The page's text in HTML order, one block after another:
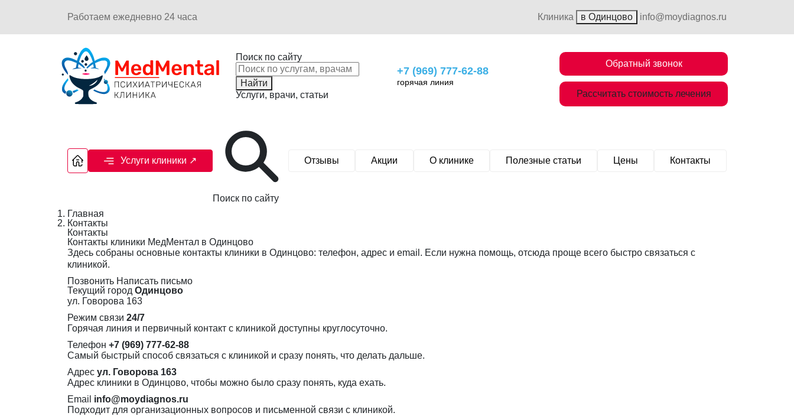
Работаем ежедневно 24 часа Клиника в Одинцово info@moydiagnos.ru
Поиск по сайту
Найти
Услуги, врачи, статьи
+7 (969) 777-62-88
горячая линия
Обратный звонок
Рассчитать стоимость лечения
Услуги клиники ↗
Поиск по сайту
Отзывы Акции О клинике Полезные статьи Цены Контакты
Главная
Контакты
Контакты
Контакты клиники МедМентал в Одинцово
Здесь собраны основные контакты клиники в Одинцово: телефон, адрес и email. Если нужна помощь, отсюда проще всего быстро связаться с
клиникой.
Позвонить Написать письмо
Текущий город Одинцово
ул. Говорова 163
Режим связи 24/7
Горячая линия и первичный контакт с клиникой доступны круглосуточно.
Телефон +7 (969) 777-62-88
Самый быстрый способ связаться с клиникой и сразу понять, что делать дальше.
Адрес ул. Говорова 163
Адрес клиники в Одинцово, чтобы можно было сразу понять, куда ехать.
Email info@moydiagnos.ru
Подходит для организационных вопросов и письменной связи с клиникой.